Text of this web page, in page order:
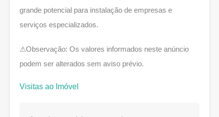
grande potencial para instalação de empresas e
serviços especializados.
⚠Observação: Os valores informados neste anúncio
podem ser alterados sem aviso prévio.
Visitas ao Imóvel